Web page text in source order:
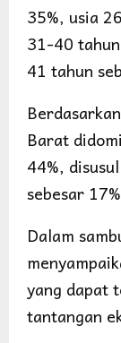
35%, usia
31-40
41 tahun
Barat
44%,
sebesar
Dalam
yang dapat
tantangan